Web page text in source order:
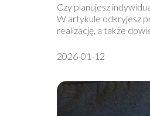
Czy planujesz
W artykule odkryjesz
realizację, a także
2026-01-12